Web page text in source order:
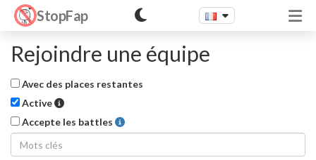
StopFap
Rejoindre une équipe
Avec des places restantes
Active
Ayant au moins un membre actif depuis moins de 2
Accepte les battles